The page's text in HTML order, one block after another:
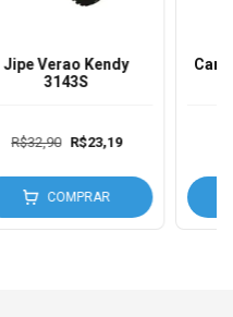
Jipe Verao Kendy
3143S
R$32,90 R$23,19
COMPRAR